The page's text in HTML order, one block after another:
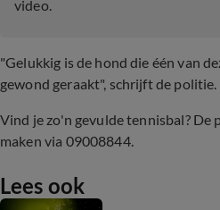
video.
"Gelukkig is de hond die één van
gewond geraakt", schrijft de politie.
Vind je zo'n gevulde tennisbal?
maken via 09008844.
Lees ook